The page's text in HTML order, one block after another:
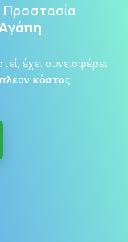
Προστασία
έχει συνεισφέρει
κόστος